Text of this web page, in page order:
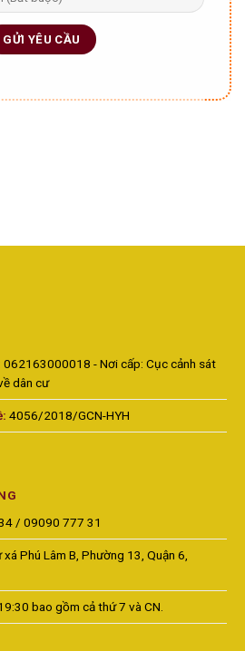
062163000018 - Nơi cấp: Cục cảnh sát
dân cư
4056/2018/GCN-HYH
/ 09090 777 31
Phú Lâm B, Phường 13, Quận 6,
bao gồm cả thứ 7 và CN.